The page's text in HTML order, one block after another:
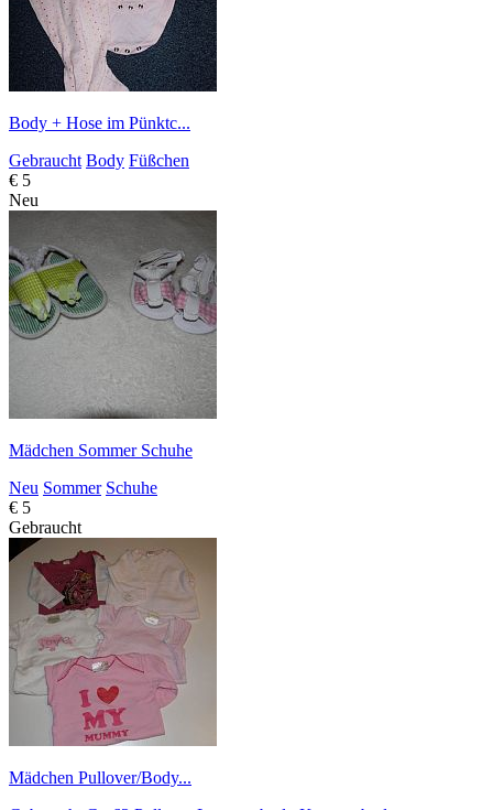
Body + Hose im Pünktc...
Gebraucht Body Füßchen
€ 5
Neu
Mädchen Sommer Schuhe
Neu Sommer Schuhe
€ 5
Gebraucht
Mädchen Pullover/Body...